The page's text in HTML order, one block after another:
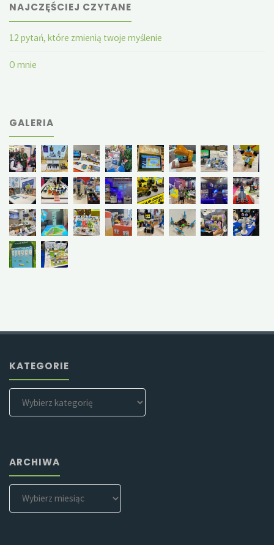
NAJCZĘŚCIEJ CZYTANE
12 pytań, które zmienią twoje myślenie
O mnie
GALERIA
KATEGORIE
ARCHIWA
Archiwa